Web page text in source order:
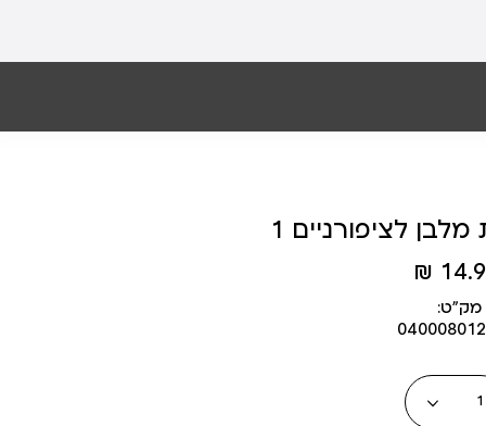
לציפורניים 1
מק״ט:
כמות